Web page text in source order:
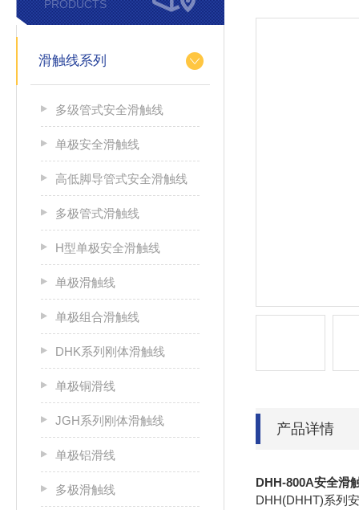
PRODUCTS
滑触线系列
多级管式安全滑触线
单极安全滑触线
高低脚导管式安全滑触线
多极管式滑触线
H型单极安全滑触线
单极滑触线
单极组合滑触线
DHK系列刚体滑触线
单极铜滑线
JGH系列刚体滑触线
单极铝滑线
多极滑触线
产品详情
DHH-800A安全滑
DHH(DHHT)系列